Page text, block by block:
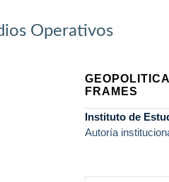
Operativos